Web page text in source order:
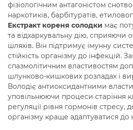
фізіологічним антагоністом
наркотиків, барбітуратів,
Екстракт кореня солодки має
та відхаркувальну дію,
шляхів. Він підтримує імунну
стійкість організму до інфекцій.
спазмолітичним властивостям
шлунково-кишкових розладах і
Володіє антиоксидантними
уповільнюючи процеси старіння
регуляції рівня гормонів стресу,
організму краще адаптуватися до